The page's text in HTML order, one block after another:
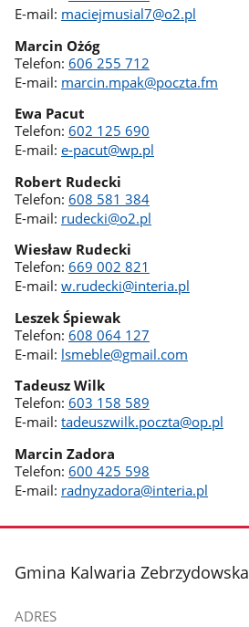
E-mail: maciejmusial7@o2.pl
Marcin Ożóg
Telefon: 606 255 712
E-mail: marcin.mpak@poczta.fm
Ewa Pacut
Telefon: 602 125 690
E-mail: e-pacut@wp.pl
Robert Rudecki
Telefon: 608 581 384
E-mail: rudecki@o2.pl
Wiesław Rudecki
Telefon: 669 002 821
E-mail: w.rudecki@interia.pl
Leszek Śpiewak
Telefon: 608 064 127
E-mail: lsmeble@gmail.com
Tadeusz Wilk
Telefon: 603 158 589
E-mail: tadeuszwilk.poczta@op.pl
Marcin Zadora
Telefon: 600 425 598
E-mail: radnyzadora@interia.pl
stopka
Gmina Kalwaria Zebrzydowska
ADRES